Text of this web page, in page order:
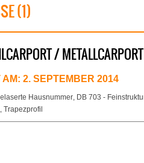
(1)
/
AM: 2. SEPTEMBER 2014
Hausnummer, DB 703 -
, Trapezprofil